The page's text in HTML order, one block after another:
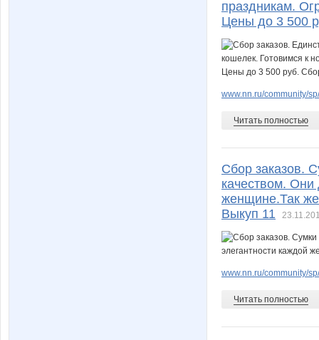
праздникам.
Цены до 3 500
www.nn.ru/community/
Читать полностью
Сбор заказов.
качеством. Они
женщине.Так
Выкуп 11
www.nn.ru/community/
Читать полностью